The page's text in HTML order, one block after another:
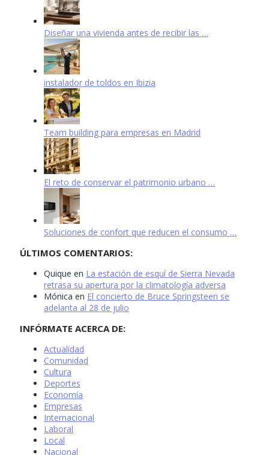
Diseñar una vivienda antes de recibir las …
instalador de toldos en Ibizia
Team building para empresas en Madrid
El reto de conservar el patrimonio urbano …
Soluciones de confort que reducen el consumo …
ÚLTIMOS COMENTARIOS:
Quique en La estación de esquí de Sierra Nevada
retrasa su apertura por la climatología adversa
Mónica en El concierto de Bruce Springsteen se
adelanta al 28 de julio
INFÓRMATE ACERCA DE:
Actualidad
Comunidad
Cultura
Deportes
Economía
Empresas
Internacional
Laboral
Local
Nacional